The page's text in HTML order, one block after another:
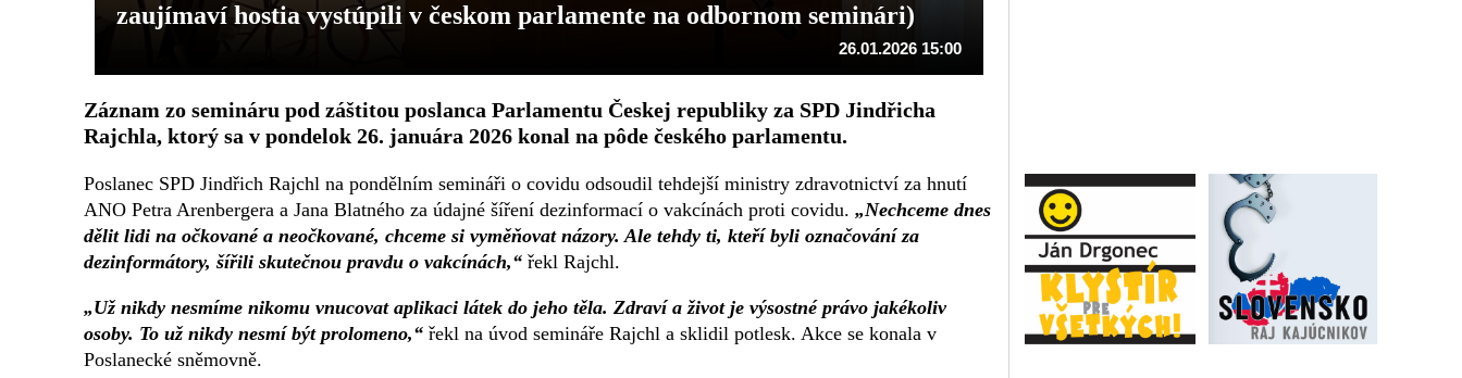
zaujímaví hostia vystúpili v českom parlamente na odbornom seminári)
26.01.2026 15:00
Záznam zo semináru pod záštitou poslanca Parlamentu Českej republiky za SPD Jindřicha
Rajchla, ktorý sa v pondelok 26. januára 2026 konal na pôde českého parlamentu.
Poslanec SPD Jindřich Rajchl na pondělním semináři o covidu odsoudil tehdejší ministry zdravotnictví za hnutí
ANO Petra Arenbergera a Jana Blatného za údajné šíření dezinformací o vakcínách proti covidu. „Nechceme dnes
dělit lidi na očkované a neočkované, chceme si vyměňovat názory. Ale tehdy ti, kteří byli označování za
dezinformátory, šířili skutečnou pravdu o vakcínách,“ řekl Rajchl.
„Už nikdy nesmíme nikomu vnucovat aplikaci látek do jeho těla. Zdraví a život je výsostné právo jakékoliv
osoby. To už nikdy nesmí být prolomeno,“ řekl na úvod semináře Rajchl a sklidil potlesk. Akce se konala v
Poslanecké sněmovně.